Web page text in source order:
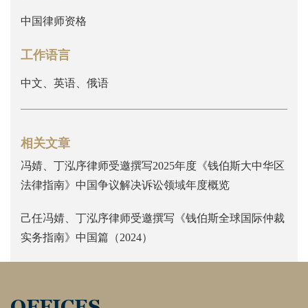
中国律师资格
工作语言
中文、英语、俄语
相关文章
冯婧、丁泓序律师受邀撰写2025年度《钱伯斯大中华区
法律指南》中国争议解决诉讼领域年度概览
己任冯婧、丁泓序律师受邀撰写《钱伯斯全球国际仲裁
实务指南》中国篇（2024）